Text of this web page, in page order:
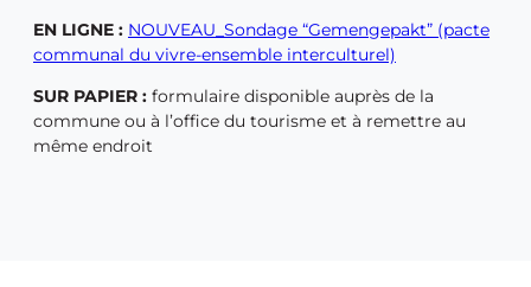
EN LIGNE : NOUVEAU_Sondage “Gemengepakt” (pacte
communal du vivre-ensemble interculturel)
SUR PAPIER : formulaire disponible auprès de la
commune ou à l’office du tourisme et à remettre au
même endroit